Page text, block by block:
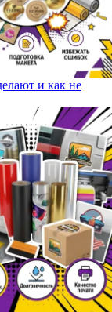
и как не